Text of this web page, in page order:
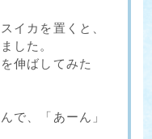
イカを置くと、
した。
伸ばしてみた
で、「あーん」